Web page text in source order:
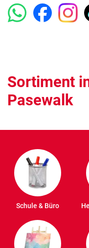
Sortiment
Pasewalk
Schule & Büro